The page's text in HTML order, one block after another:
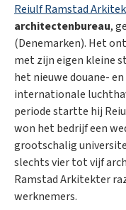
Reiulf Ramstad
architectenbureau,
(Denemarken). Het
met zijn eigen kleine
het nieuwe douane-
internationale
periode startte hij
won het bedrijf een
grootschalig
slechts vier tot vijf
Ramstad Arkitekter
werknemers.